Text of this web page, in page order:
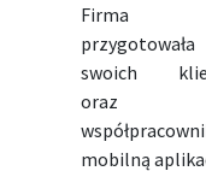
Firma
swoich
oraz
mobilną